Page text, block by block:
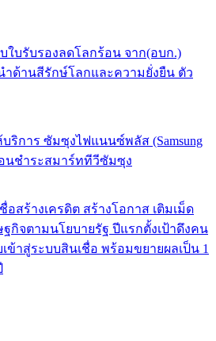
ใบรับรองลดโลกร้อน จาก(อบก.)
ำด้านสีรักษ์โลกและความยั่งยืน ตัว
ริการ ซัมซุงไฟแนนซ์พลัส (Samsung
อนชำระสมาร์ททีวีซัมซุง
อสร้างเครดิต สร้างโอกาส เติมเม็ด
ฐกิจตามนโยบายรัฐ ปีแรกตั้งเป้าดึงคน
ข้าสู่ระบบสินเชื่อ พร้อมขยายผลเป็น 1